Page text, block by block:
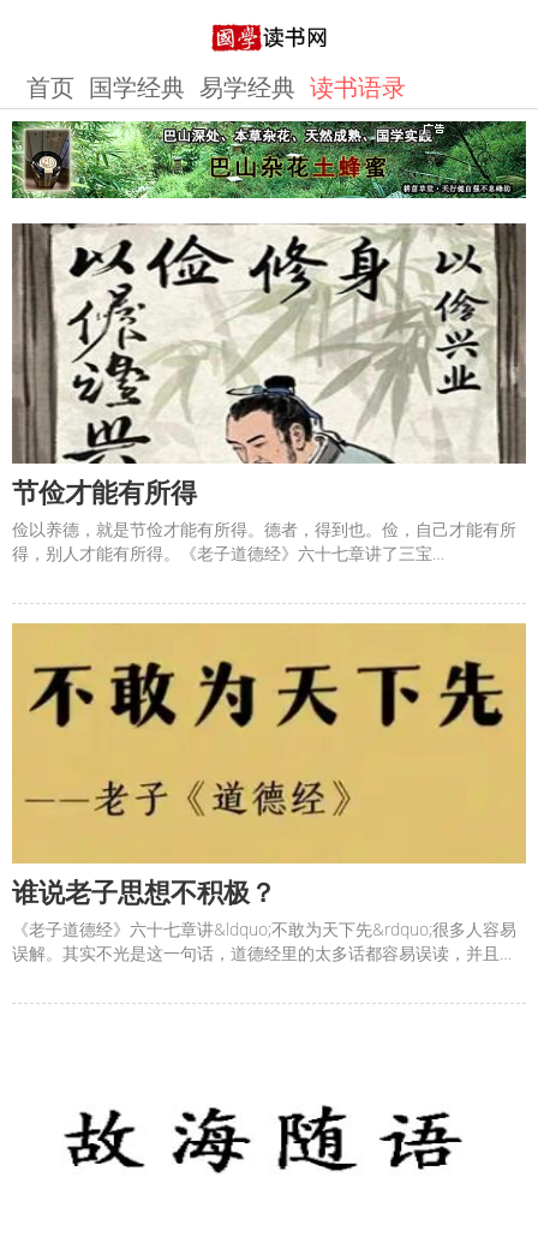
首页 国学经典 易学经典 读书语录
节俭才能有所得
俭以养德，就是节俭才能有所得。德者，得到也。俭，自己才能有所
得，别人才能有所得。《老子道德经》六十七章讲了三宝
节俭才能广有所得。俭，其实就是要珍惜时间和资源。人生就是一场
短暂的经历，节俭自己所得到的东西，就是节约自己的时间，用来去
谁说老子思想不积极？
《老子道德经》六十七章讲&ldquo;不敢为天下先&rdquo;很多人容易
误解。其实不光是这一句话，道德经里的太多话都容易误读，并且一
经，如果不读通整本，随便拿一句就钻进去，就很容易望文生义，结